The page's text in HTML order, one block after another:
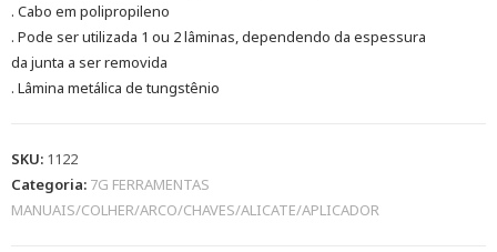
. Cabo em polipropileno
. Pode ser utilizada 1 ou 2 lâminas, dependendo da espessura
da junta a ser removida
. Lâmina metálica de tungstênio
SKU: 1122
Categoria: 7G FERRAMENTAS
MANUAIS/COLHER/ARCO/CHAVES/ALICATE/APLICADOR